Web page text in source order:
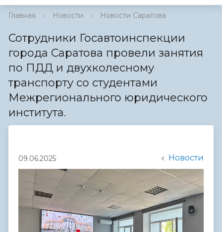
Главная › Новости › Новости Саратова
Сотрудники Госавтоинспекции
города Саратова провели занятия
по ПДД и двухколесному
транспорту со студентами
Межрегионального юридического
института.
09.06.2025 Новости